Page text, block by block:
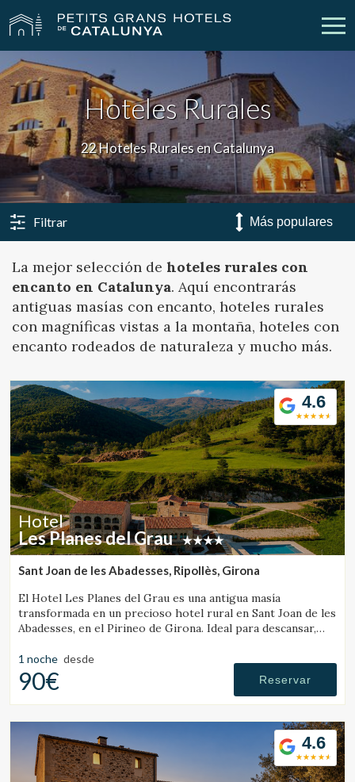
Nuestros Hoteles Escapadas
Bodas Empresas
Cheques Regalo Descubre Catalunya
Mi reserva
vpn_key Iniciar sesión person Crear cuenta
ES EN FR
Hoteles Rurales
22 Hoteles Rurales en Catalunya
Filtrar
La mejor selección de hoteles rurales con
encanto en Catalunya. Aquí encontrarás
antiguas masías con encanto, hoteles rurales
con magníficas vistas a la montaña, hoteles con
encanto rodeados de naturaleza y mucho más.
4.6
Hotel
Les Planes del Grau
Sant Joan de les Abadesses, Ripollès, Girona
El Hotel Les Planes del Grau es una antigua masía
transformada en un precioso hotel rural en Sant Joan de les
Abadesses, en el Pirineo de Girona. Ideal para descansar,
1 noche desde
90€ Reservar
4.6